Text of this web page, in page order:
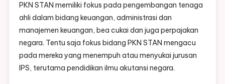
PKN STAN memiliki fokus pada pengembangan tenaga
ahli dalam bidang keuangan, administrasi dan
manajemen keuangan, bea cukai dan juga perpajakan
negara. Tentu saja fokus bidang PKN STAN mengacu
pada mereka yang menempuh atau menyukai jurusan
IPS, terutama pendidikan ilmu akutansi negara.